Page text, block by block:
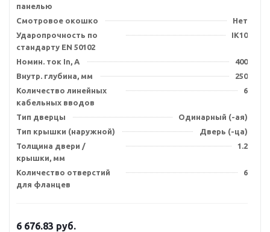
панелью
Смотровое окошко
Нет
Ударопрочность по
стандарту EN 50102
IK10
Номин. ток In, А
400
Внутр. глубина, мм
250
Количество линейных
кабельных вводов
6
Тип дверцы
Одинарный (-ая)
Тип крышки (наружной)
Дверь (-ца)
Толщина двери /
крышки, мм
1.2
Количество отверстий
для фланцев
6
6 676.83 руб.